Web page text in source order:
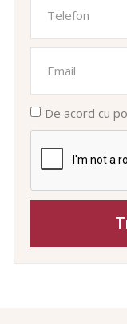
De acord cu